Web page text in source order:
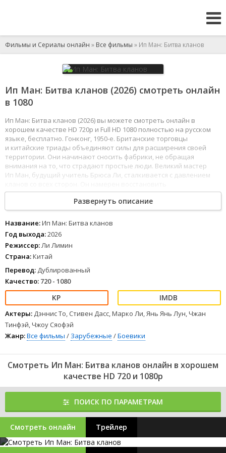
Фильмы и Сериалы онлайн » Все фильмы » Ип Ман: Битва кланов
Ип Ман: Битва кланов (2026) смотреть онлайн
в 1080
Ип Ман: Битва кланов (2026) вы можете смотреть онлайн в
хорошем качестве HD 720p и Full HD 1080 полностью на русском
языке, бесплатно. Гонконг, 1950-е. Британские торговцы
и китайские триады объединяют силы для расширения своей
территории. Они начинают сносить фабрики, не обращая
внимания на то, что страдают простые люди. Великий мастер
Ип Ман, будущий учитель Брюса Ли, сталкивается с давлением
справедливость и собирает боевую команду, чтобы дать отпор
12345 678
Развернуть описание
Название:Ип Ман: Битва кланов
Год выхода:2026
Режиссер:Ли Лимин
Страна:Китай
Перевод: Дублированный
Качество: 720 - 1080
Актеры: Дэннис То, Стивен Дасс, Марко Ли, Янь Янь Лун, Чжан
Тинфэй, Чжоу Сяофэй
Жанр:Все фильмы / Зарубежные /Боевики
Смотреть Ип Ман: Битва кланов онлайн в хорошем
качестве HD 720 и 1080p
ПОИСК ПО ПАРАМЕТРАМ
Смотреть онлайн Трейлер